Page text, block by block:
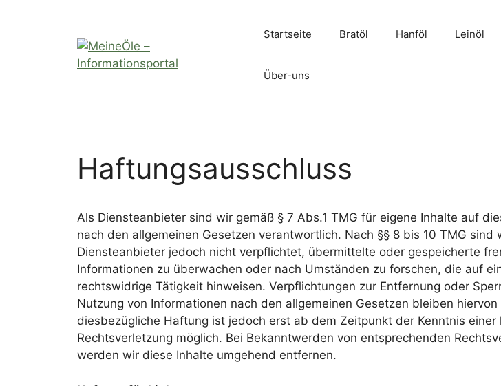
Startseite Bratöl Hanföl Leinöl
Über-uns
Haftungsausschluss
Als Diensteanbieter sind wir gemäß § 7 Abs.1 TMG für eigene Inhalte auf
nach den allgemeinen Gesetzen verantwortlich. Nach §§ 8 bis 10 TMG sind
Diensteanbieter jedoch nicht verpflichtet, übermittelte oder gespeicherte
Informationen zu überwachen oder nach Umständen zu forschen, die auf
rechtswidrige Tätigkeit hinweisen. Verpflichtungen zur Entfernung oder
Nutzung von Informationen nach den allgemeinen Gesetzen bleiben
diesbezügliche Haftung ist jedoch erst ab dem Zeitpunkt der Kenntnis einer
Rechtsverletzung möglich. Bei Bekanntwerden von entsprechenden
werden wir diese Inhalte umgehend entfernen.